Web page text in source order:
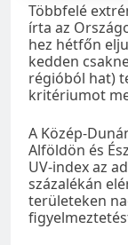
Többfelé
írta az
hez hétfőn
kedden
régióból hat)
kritériumot
A Közép-
Alföldön és
UV-index az
százalékán
területeken